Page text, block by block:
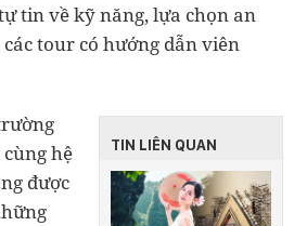
tin về kỹ năng, lựa chọn an
tour có hướng dẫn viên
TIN LIÊN QUAN
hệ
được